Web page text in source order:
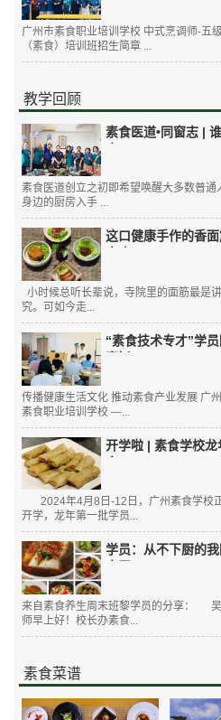
广州市素食职业培训学校 中式烹调师-五级
（素食）培训班招生简章 ...
教学回顾
素食医道•同窗志 |
素食医道创立之初即希望唤醒大多数普通
身边的厨房入手 ...
这口健康手作的香
小时候总听长辈说，寺院里的面筋最是讲
究。可如今走...
“素食技术专才”学
传播健康生活文化 推动素食产业发展 广
素食职业培训学校 —...
开学啦 | 素食学校龙
食...
2024年4月8日-12日，广州素食学校
开学，龙年第一批学员...
学员：从不下厨的
来自素食养生周末班黎学员的分享：
师早上好！校长办素食...
素食菜谱